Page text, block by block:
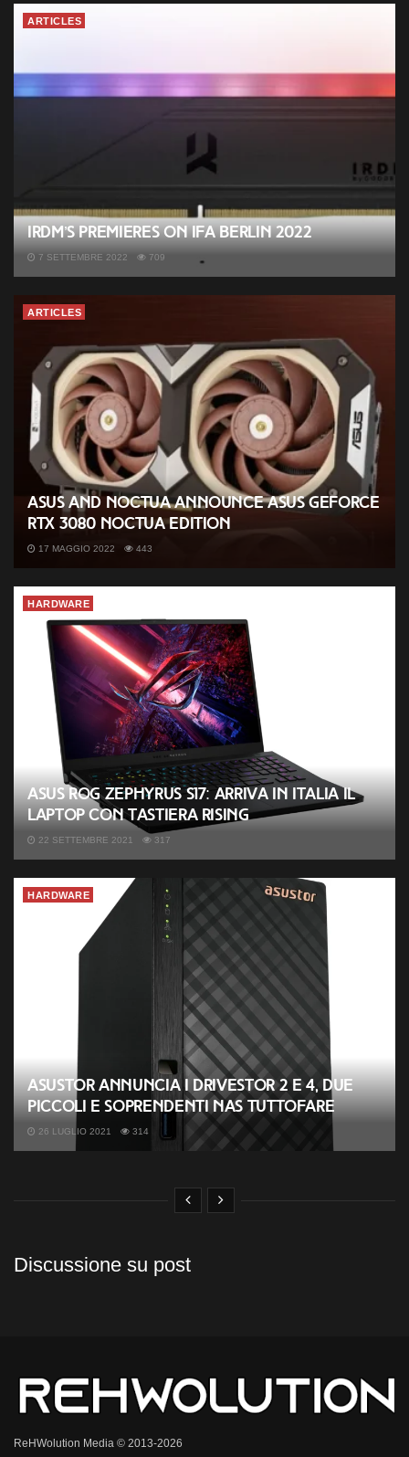
ARTICLES
IRDM’s premieres on IFA Berlin 2022
7 SETTEMBRE 2022 709
ARTICLES
ASUS and Noctua announce ASUS GeForce
RTX 3080 Noctua Edition
17 MAGGIO 2022 443
HARDWARE
ASUS ROG Zephyrus S17: arriva in Italia il
laptop con tastiera Rising
22 SETTEMBRE 2021 317
HARDWARE
ASUSTOR annuncia i Drivestor 2 e 4, due
piccoli e soprendenti NAS tuttofare
26 LUGLIO 2021 314
Discussione su post
ReHWolution Media © 2013-2026